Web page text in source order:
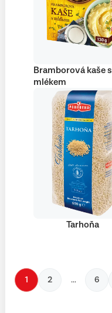
Bramborová kaše s
mlékem
Tarhoňa
1 2 … 6